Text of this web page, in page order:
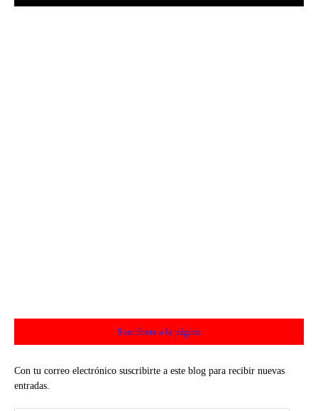
Suscríbete a la página
Con tu correo electrónico suscribirte a este blog para recibir nuevas
entradas.